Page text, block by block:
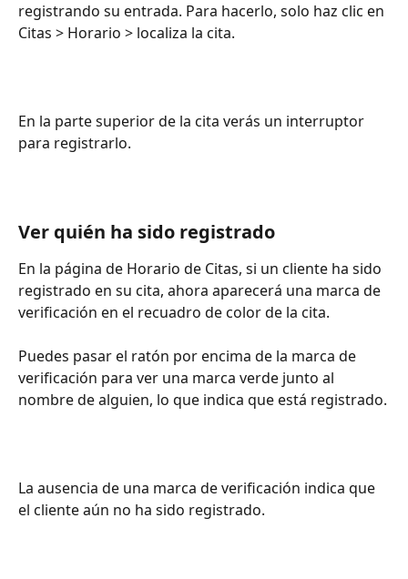
registrando su entrada. Para hacerlo, solo haz clic en
Citas > Horario > localiza la cita.
En la parte superior de la cita verás un interruptor
para registrarlo.
Ver quién ha sido registrado
En la página de Horario de Citas, si un cliente ha sido
registrado en su cita, ahora aparecerá una marca de
verificación en el recuadro de color de la cita.
Puedes pasar el ratón por encima de la marca de
verificación para ver una marca verde junto al
nombre de alguien, lo que indica que está registrado.
La ausencia de una marca de verificación indica que
el cliente aún no ha sido registrado.